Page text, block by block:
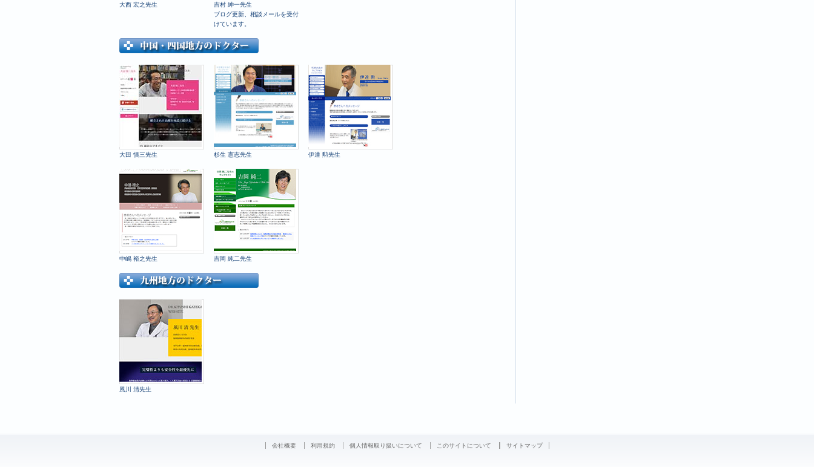
大西 宏之先生
吉村 紳一先生
ブログ更新、相談メールを受付
けています。
大田 慎三先生 杉生 憲志先生 伊達 勲先生
中嶋 裕之先生 吉岡 純二先生
風川 清先生
会社概要 利用規約 個人情報取り扱いについて このサイトについて サイトマップ